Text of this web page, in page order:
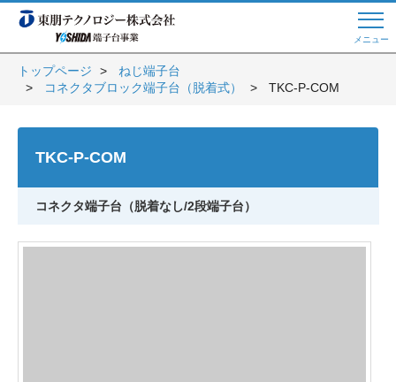
メニュー
Web商談 ご希望の方はこちら
電話・メールでお問い合わせ
トップページへ
トップページ
ねじ端子台
コネクタブロック端子台（脱着式）
TKC-P-COM
TKC-P-COM
コネクタ端子台（脱着なし/2段端子台）